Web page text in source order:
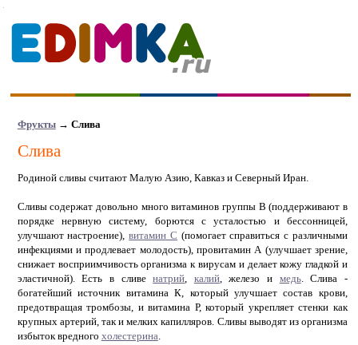
Фрукты→ Слива
Слива
Родиной сливы считают Малую Азию, Кавказ и Северный Иран.
Сливы содержат довольно много витаминов группы В (поддерживают в
порядке нервную систему, борются с усталостью и бессонницей,
улучшают настроение),витамин С (помогает справиться с различными
инфекциями и продлевает молодость), провитамин А (улучшает зрение,
снижает восприимчивость организма к вирусам и делает кожу гладкой и
эластичной). Есть в сливенатрий калий, железо и медь. Слива -
богатейший источник витамина К, который улучшает состав крови,
предотвращая тромбозы, и витамина Р, который укрепляет стенки как
крупных артерий, так и мелких капилляров. Сливы выводят из организма
избыток вредного холестерина